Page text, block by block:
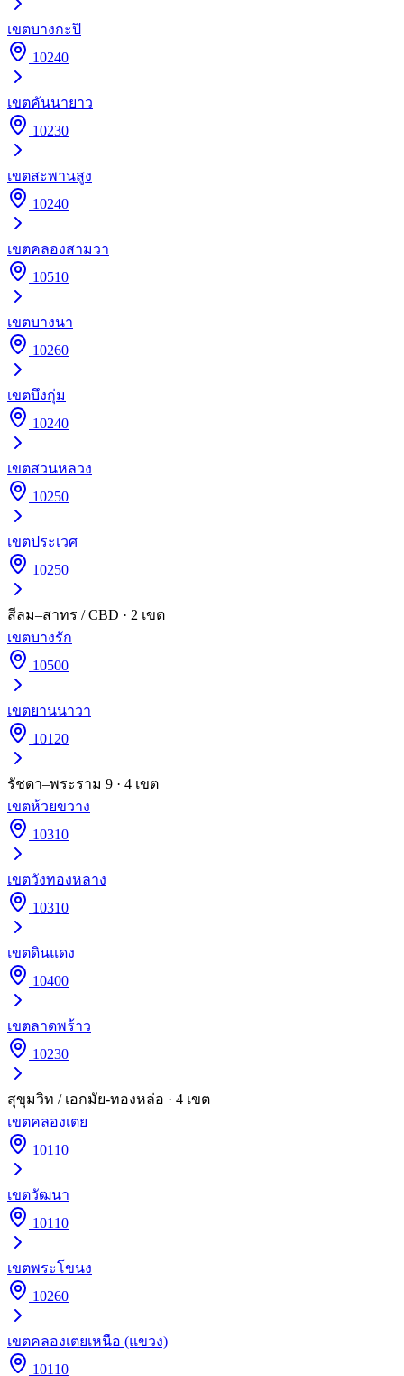
เขตบางกะปิ
10240
เขตคันนายาว
10230
เขตสะพานสูง
10240
เขตคลองสามวา
10510
เขตบางนา
10260
เขตบึงกุ่ม
10240
เขตสวนหลวง
10250
เขตประเวศ
10250
สีลม–สาทร / CBD · 2 เขต
เขตบางรัก
10500
เขตยานนาวา
10120
รัชดา–พระราม 9 · 4 เขต
เขตห้วยขวาง
10310
เขตวังทองหลาง
10310
เขตดินแดง
10400
เขตลาดพร้าว
10230
สุขุมวิท / เอกมัย-ทองหล่อ · 4 เขต
เขตคลองเตย
10110
เขตวัฒนา
10110
เขตพระโขนง
10260
เขตคลองเตยเหนือ (แขวง)
10110